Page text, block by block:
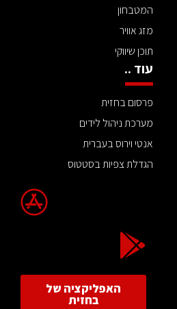
המטבחון
מזג אוויר
תוכן שיווקי
עוד ..
פרסום בחזית
מערכת ניהול לידים
אנטי וירוס בעברית
הגדלת צפיות בסטטוס
האפליקציה של
בחזית